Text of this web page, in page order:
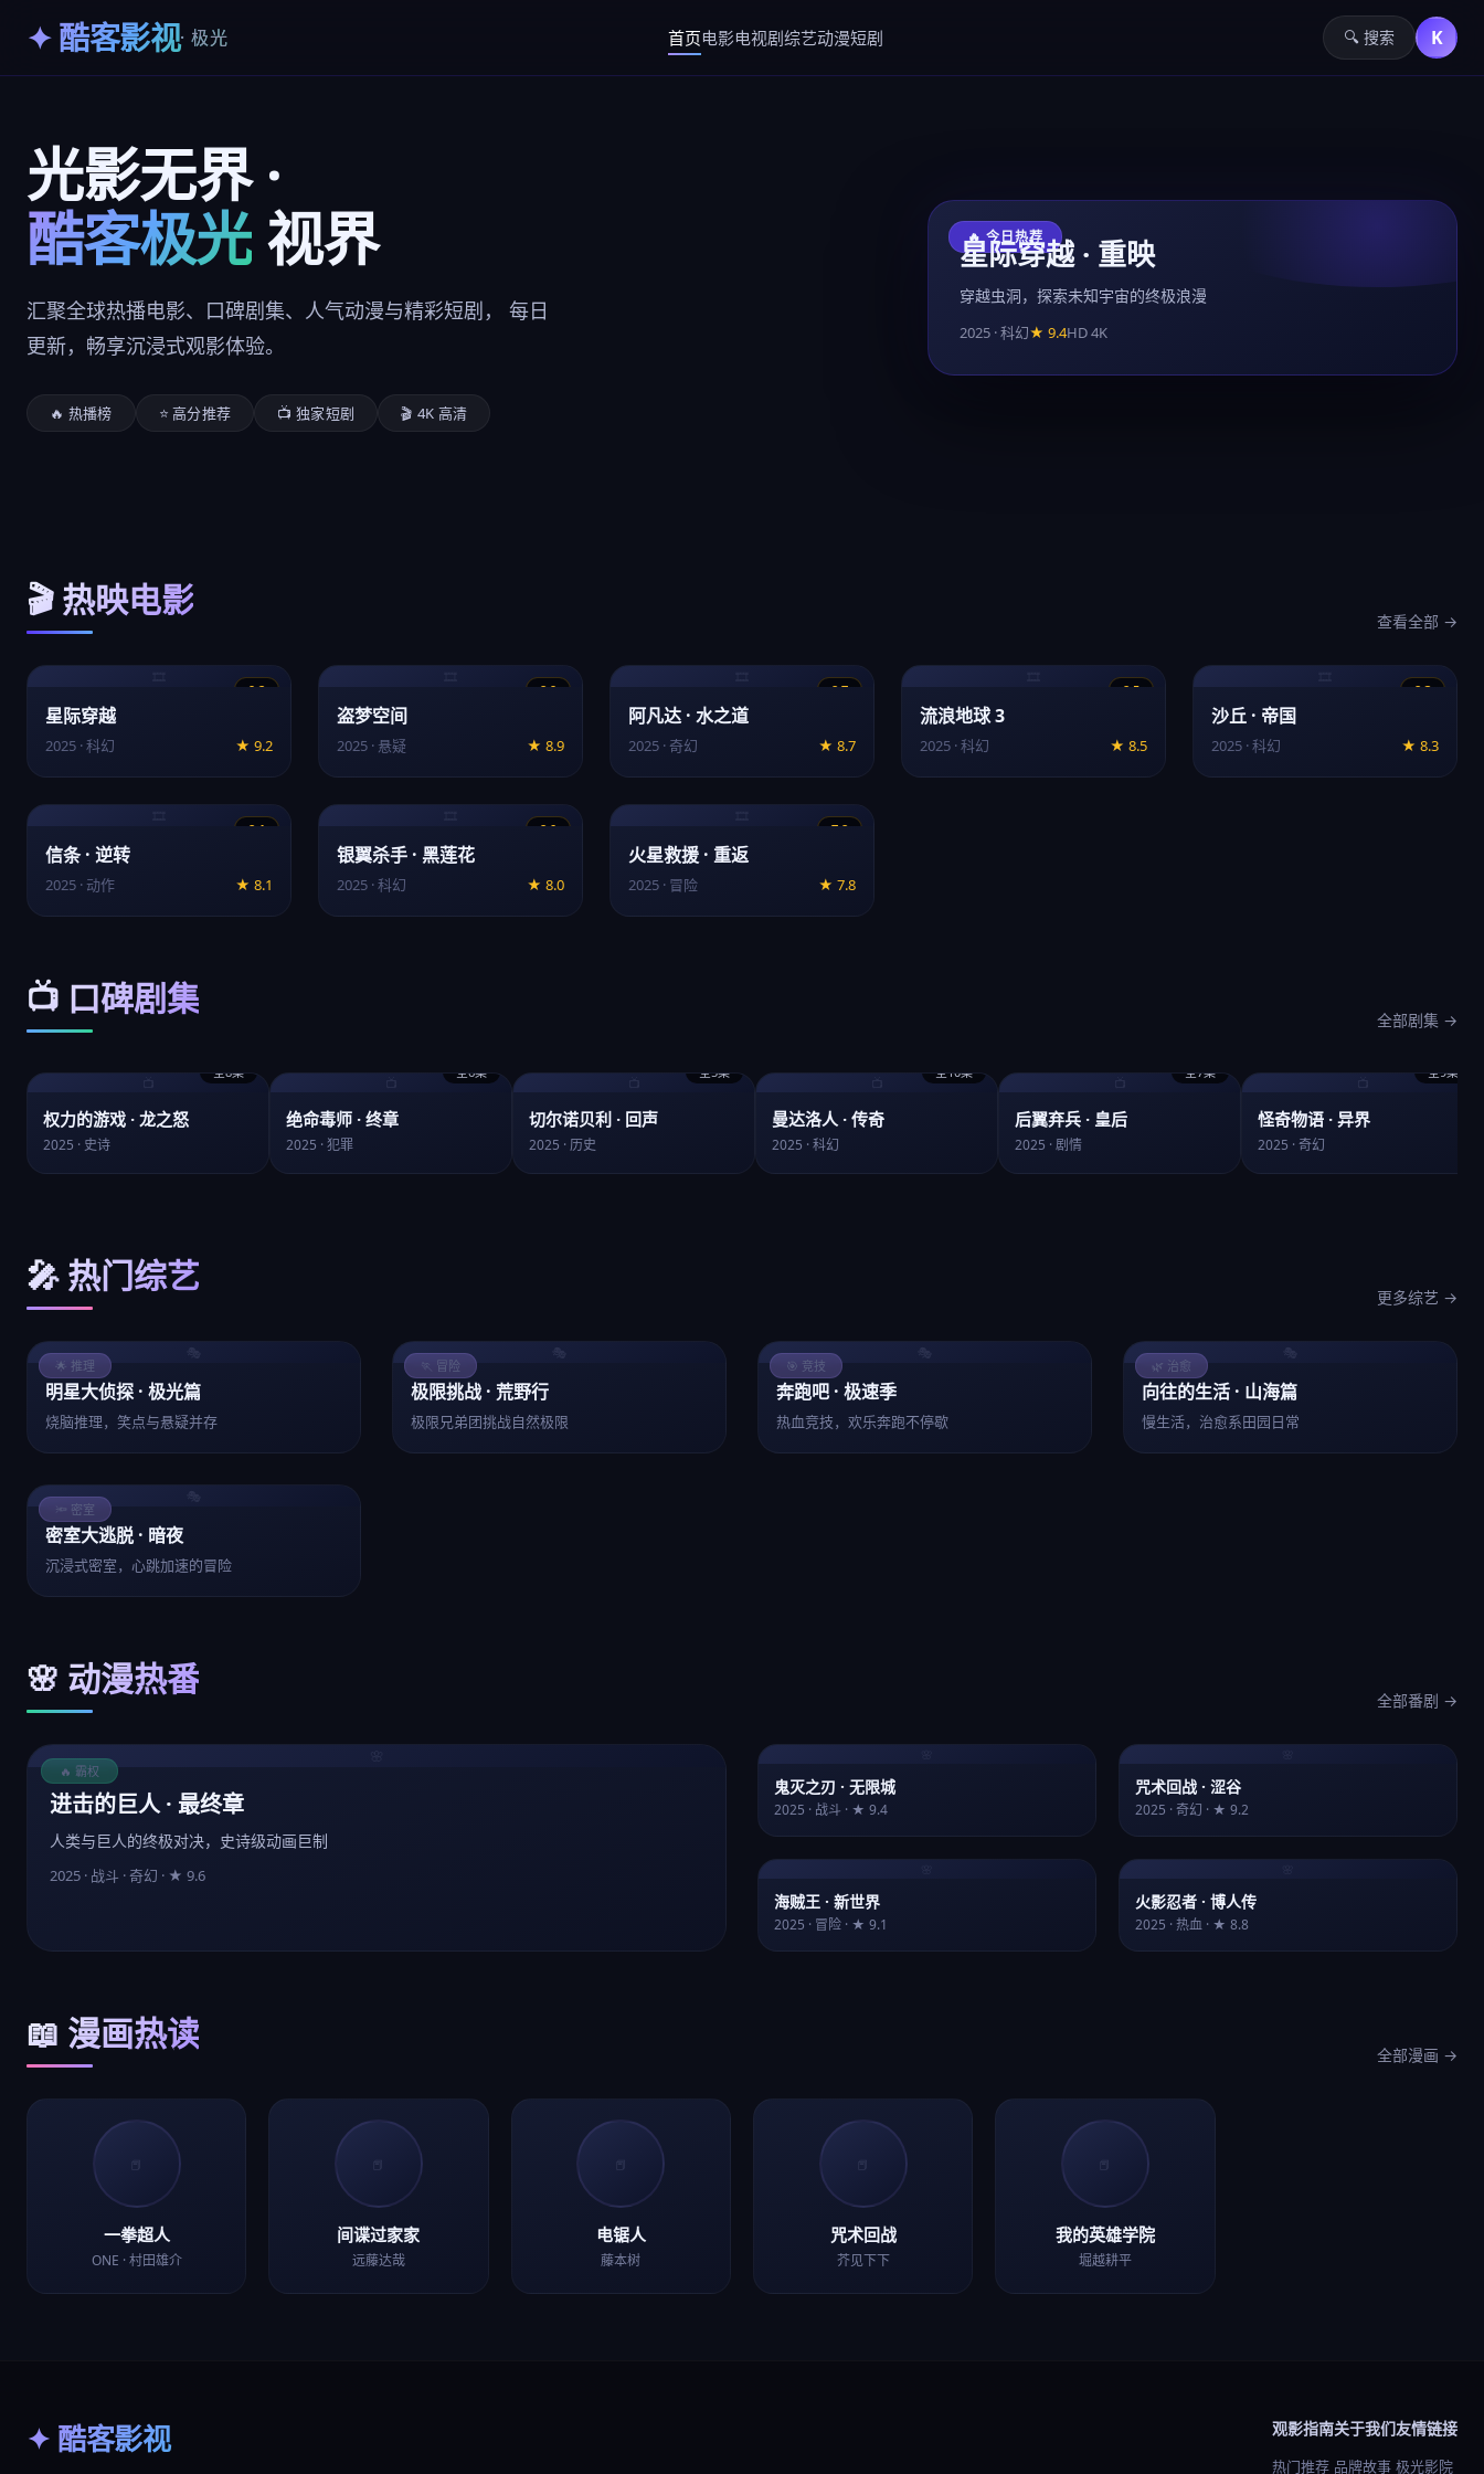
✦ 酷客影视· 极光 首页电影电视剧综艺动漫短剧 🔍 搜索 K
光影无界 ·
酷客极光视界
汇聚全球热播电影、口碑剧集、人气动漫与精彩短剧， 每日
更新，畅享沉浸式观影体验。
🔥 热播榜 ⭐ 高分推荐 📺 独家短剧 🎬 4K 高清
🔥 今日热荐
星际穿越 · 重映
穿越虫洞，探索未知宇宙的终极浪漫
2025 · 科幻★ 9.4HD 4K
🎬 热映电影 查看全部 →
9.2
星际穿越
2025 · 科幻 ★ 9.2
8.9
盗梦空间
2025 · 悬疑 ★ 8.9
8.7
阿凡达 · 水之道
2025 · 奇幻 ★ 8.7
8.5
流浪地球 3
2025 · 科幻 ★ 8.5
8.3
沙丘 · 帝国
2025 · 科幻 ★ 8.3
8.1
信条 · 逆转
2025 · 动作 ★ 8.1
8.0
银翼杀手 · 黑莲花
2025 · 科幻 ★ 8.0
7.8
火星救援 · 重返
2025 · 冒险 ★ 7.8
📺 口碑剧集 全部剧集 →
全8集
权力的游戏 · 龙之怒
2025 · 史诗
全6集
绝命毒师 · 终章
2025 · 犯罪
全5集
切尔诺贝利 · 回声
2025 · 历史
全10集
曼达洛人 · 传奇
2025 · 科幻
全7集
后翼弃兵 · 皇后
2025 · 剧情
全9集
怪奇物语 · 异界
2025 · 奇幻
🎤 热门综艺 更多综艺 →
🌟 推理
明星大侦探 · 极光篇
烧脑推理，笑点与悬疑并存
🏃 冒险
极限挑战 · 荒野行
极限兄弟团挑战自然极限
🎯 竞技
奔跑吧 · 极速季
热血竞技，欢乐奔跑不停歇
🌿 治愈
向往的生活 · 山海篇
慢生活，治愈系田园日常
🔦 密室
密室大逃脱 · 暗夜
沉浸式密室，心跳加速的冒险
🌸 动漫热番 全部番剧 →
🔥 霸权
进击的巨人 · 最终章
人类与巨人的终极对决，史诗级动画巨制
2025 · 战斗 · 奇幻 · ★ 9.6
鬼灭之刃 · 无限城
2025 · 战斗 · ★ 9.4
咒术回战 · 涩谷
2025 · 奇幻 · ★ 9.2
海贼王 · 新世界
2025 · 冒险 · ★ 9.1
火影忍者 · 博人传
2025 · 热血 · ★ 8.8
📖 漫画热读 全部漫画 →
📕
一拳超人
ONE · 村田雄介
📕
间谍过家家
远藤达哉
📕
电锯人
藤本树
📕
咒术回战
芥见下下
📕
我的英雄学院
堀越耕平
✦ 酷客影视 观影指南
热门推荐
关于我们
品牌故事
友情链接
极光影院